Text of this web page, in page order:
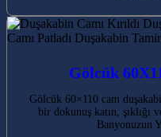
Gölcük
Gölcük 60×110 cam
bir dokunuş katın, şıklığı
Banyonuzun